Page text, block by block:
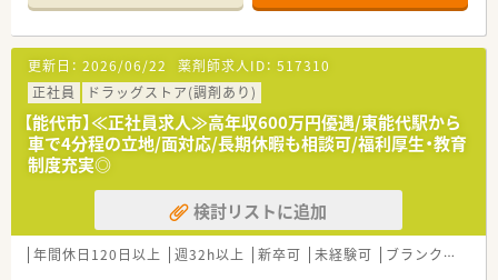
スタッフ皆でフォローしあい、公休や有給休暇を取ることが出来
る体制を整えています。
≪働く方にとって嬉しい制度が多数！≫
お子さまの小学校入学まで活用できる育児短時間勤務制度では
正社員のまま最短6時間の勤務時間で仕事を続けることができま
す。
2回目・3回目の出産後も勤務しているスタッフも数多くおり、育
児休暇制度はもちろんのこと、職場環境としてきちんとサポート
体制が整っています。
≪薬局について≫
近隣のクリニックから主に内科を応需しております。1日あたり
更新日： 2026/06/22 薬剤師求人ID： 517310
正社員
ドラッグストア(調剤あり)
【能代市】≪正社員求人≫高年収600万円優遇/東能代駅から
車で4分程の立地/面対応/長期休暇も相談可/福利厚生・教育
制度充実◎
検討リストに追加
年間休日120日以上 週32h以上 新卒可 未経験可 ブランク可